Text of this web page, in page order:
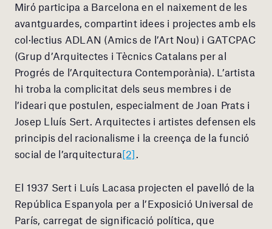
Miró participa a Barcelona en el naixement de les
avantguardes, compartint idees i projectes amb els
col·lectius ADLAN (Amics de l’Art Nou) i GATCPAC
(Grup d’Arquitectes i Tècnics Catalans per al
Progrés de l’Arquitectura Contemporània). L’artista
hi troba la complicitat dels seus membres i de
l’ideari que postulen, especialment de Joan Prats i
Josep Lluís Sert. Arquitectes i artistes defensen els
principis del racionalisme i la creença de la funció
social de l’arquitectura[2]
El 1937 Sert i Luís Lacasa projecten el pavelló de la
República Espanyola per a l’Exposició Universal de
París, carregat de significació política, que